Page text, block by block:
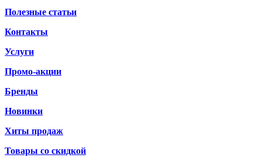
Полезные статьи
Контакты
Услуги
Промо-акции
Бренды
Новинки
Хиты продаж
Товары со скидкой